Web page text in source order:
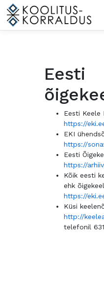
Privacy
Eesti
Eesti Keele
https://
EKI
https://
Eesti
https://
Kõik eesti
ehk
https://
Küsi
http://
telefonil